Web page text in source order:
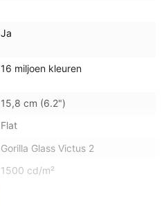
Ja
16 miljoen kleuren
15,8 cm (6.2")
Flat
Gorilla Glass Victus 2
1500 cd/m²